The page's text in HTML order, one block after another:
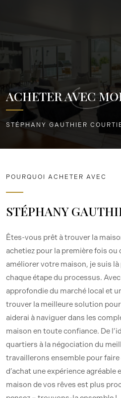
ACHETER AVEC
STÉPHANY GAUTHIER
POURQUOI ACHETER AVEC
STÉPHANY
Êtes-vous prêt à trouver la
achetiez pour la première fois ou
améliorer votre maison, je suis
chaque étape du processus.
approfondie du marché local et
trouver la meilleure solution
aiderai à naviguer dans les
maison en toute confiance. De
quartiers à la négociation du
travaillerons ensemble pour
d’achat une expérience agréable
maison de vos rêves est plus